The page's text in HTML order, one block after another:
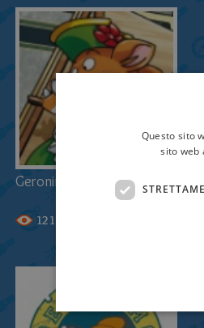
Geronimo Stilton 2/2
12133
Questo sito
sito web